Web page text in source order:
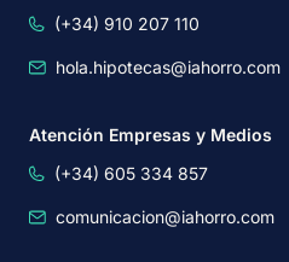
(+34) 910 207 110
hola.hipotecas@iahorro.com
Atención Empresas y Medios
(+34) 605 334 857
comunicacion@iahorro.com